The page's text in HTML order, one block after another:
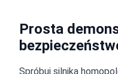
Prosta
Spróbuj silnika